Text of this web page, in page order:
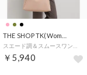
￥5,940